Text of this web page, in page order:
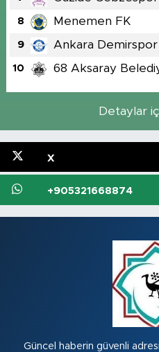
8 Menemen FK
9 Ankara Demirspor
10 68 Aksaray
Detaylar
X
+905321668874
Güncel haberin güvenli